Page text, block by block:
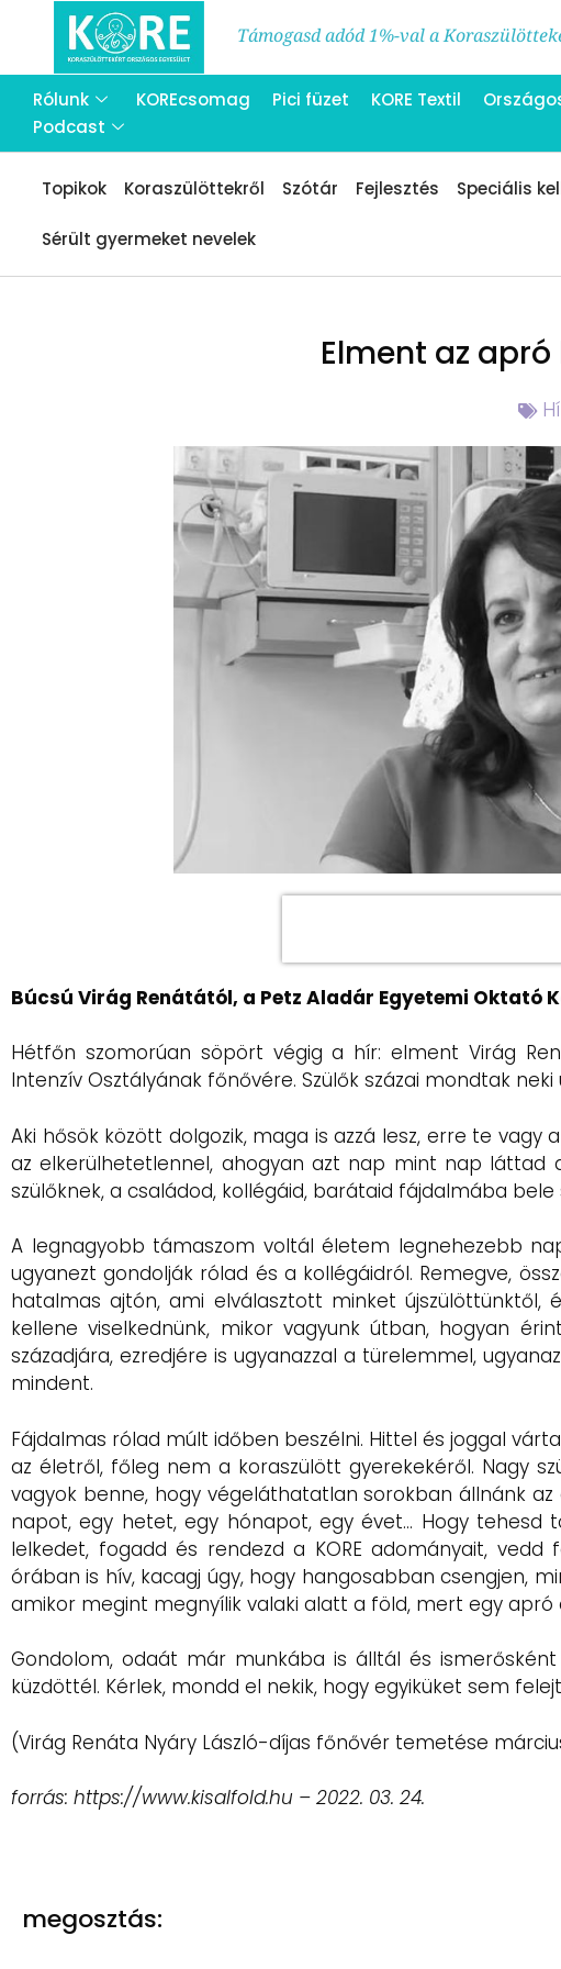
Támogasd adód 1%-val a
Rólunk KOREcsomag Pici füzet KORE Textil
Podcast
Topikok Koraszülöttekről Szótár Fejlesztés Speciális
Sérült gyermeket nevelek
Elment az
Búcsú Virág Renátától, a Petz Aladár Egyetemi
Hétfőn szomorúan söpört végig a hír: elment Virág
Intenzív Osztályának főnővére. Szülők százai mondtak
Aki hősök között dolgozik, maga is azzá lesz, erre te vagy
az elkerülhetetlennel, ahogyan azt nap mint nap láttad
szülőknek, a családod, kollégáid, barátaid fájdalmába
A legnagyobb támaszom voltál életem legnehezebb
ugyanezt gondolják rólad és a kollégáidról. Remegve,
hatalmas ajtón, ami elválasztott minket
kellene viselkednünk, mikor vagyunk útban, hogyan
századjára, ezredjére is ugyanazzal a türelemmel,
mindent.
Fájdalmas rólad múlt időben beszélni. Hittel és joggal
az életről, főleg nem a koraszülött gyerekekéről. Nagy
vagyok benne, hogy végeláthatatlan sorokban állnánk
napot, egy hetet, egy hónapot, egy évet… Hogy
lelkedet, fogadd és rendezd a KORE adományait,
órában is hív, kacagj úgy, hogy hangosabban csengjen,
amikor megint megnyílik valaki alatt a föld, mert egy apró
Gondolom, odaát már munkába is álltál és
küzdöttél. Kérlek, mondd el nekik, hogy egyiküket sem
(Virág Renáta Nyáry László-díjas főnővér temetése
forrás: https://www.kisalfold.hu – 2022. 03. 24.
megosztás: